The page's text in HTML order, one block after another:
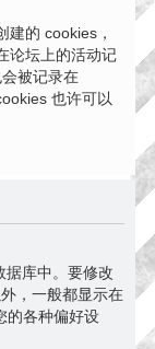
建的 cookies，
论坛上的活动记
被记录在
也许可以
据库中。要修改
，一般都显示在
的各种偏好设